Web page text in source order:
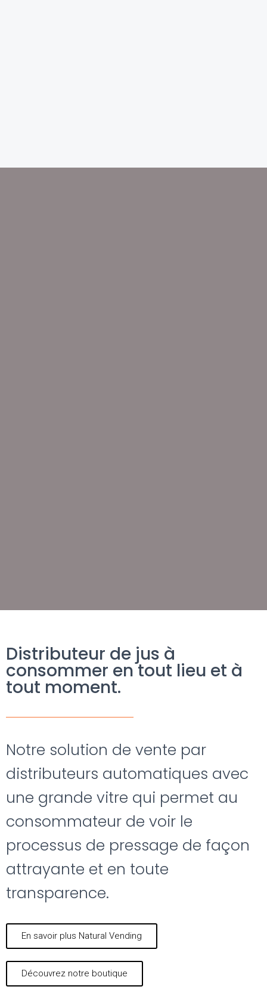
Distributeur de jus à
consommer en tout lieu et à
tout moment.
Notre solution de vente par
distributeurs automatiques avec
une grande vitre qui permet au
consommateur de voir le
processus de pressage de façon
attrayante et en toute
transparence.
En savoir plus Natural Vending
Découvrez notre boutique